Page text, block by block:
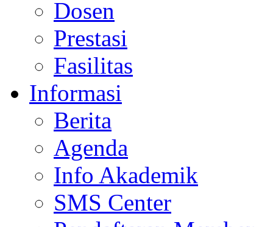
Dosen
Prestasi
Fasilitas
Informasi
Berita
Agenda
Info Akademik
SMS Center